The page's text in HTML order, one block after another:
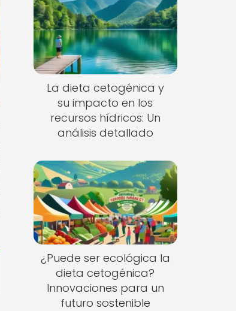
La dieta cetogénica y
su impacto en los
recursos hídricos: Un
análisis detallado
¿Puede ser ecológica la
dieta cetogénica?
Innovaciones para un
futuro sostenible